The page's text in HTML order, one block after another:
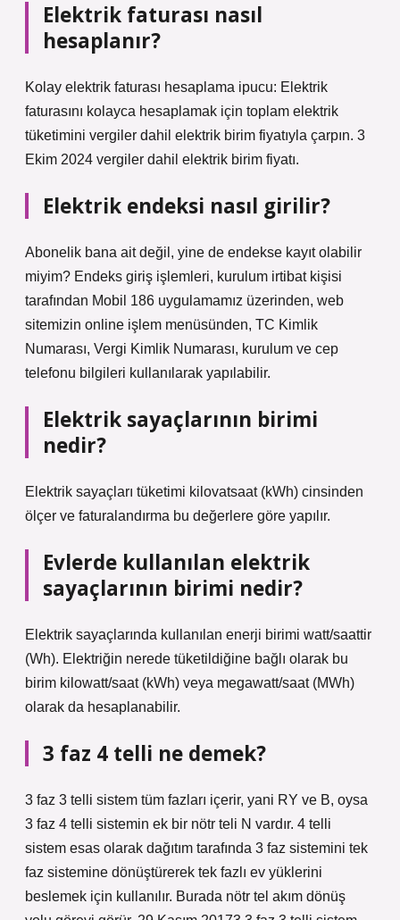
Elektrik faturası nasıl
hesaplanır?
Kolay elektrik faturası hesaplama ipucu: Elektrik
faturasını kolayca hesaplamak için toplam elektrik
tüketimini vergiler dahil elektrik birim fiyatıyla çarpın. 3
Ekim 2024 vergiler dahil elektrik birim fiyatı.
Elektrik endeksi nasıl girilir?
Abonelik bana ait değil, yine de endekse kayıt olabilir
miyim? Endeks giriş işlemleri, kurulum irtibat kişisi
tarafından Mobil 186 uygulamamız üzerinden, web
sitemizin online işlem menüsünden, TC Kimlik
Numarası, Vergi Kimlik Numarası, kurulum ve cep
telefonu bilgileri kullanılarak yapılabilir.
Elektrik sayaçlarının birimi
nedir?
Elektrik sayaçları tüketimi kilovatsaat (kWh) cinsinden
ölçer ve faturalandırma bu değerlere göre yapılır.
Evlerde kullanılan elektrik
sayaçlarının birimi nedir?
Elektrik sayaçlarında kullanılan enerji birimi watt/saattir
(Wh). Elektriğin nerede tüketildiğine bağlı olarak bu
birim kilowatt/saat (kWh) veya megawatt/saat (MWh)
olarak da hesaplanabilir.
3 faz 4 telli ne demek?
3 faz 3 telli sistem tüm fazları içerir, yani RY ve B, oysa
3 faz 4 telli sistemin ek bir nötr teli N vardır. 4 telli
sistem esas olarak dağıtım tarafında 3 faz sistemini tek
faz sistemine dönüştürerek tek fazlı ev yüklerini
beslemek için kullanılır. Burada nötr tel akım dönüş